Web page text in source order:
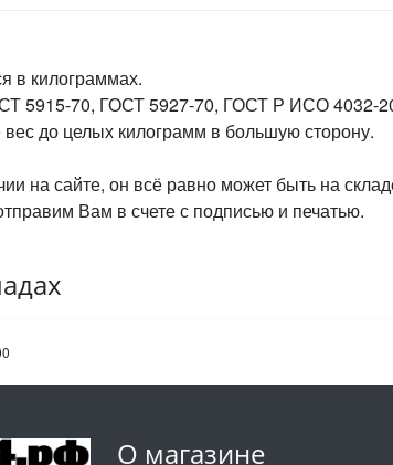
в килограммах.
5915-70, ГОСТ 5927-70, ГОСТ Р ИСО 4032-
вес до целых килограмм в большую сторону.
на сайте, он всё равно может быть на
Вам в счете с подписью и печатью.
О магазине